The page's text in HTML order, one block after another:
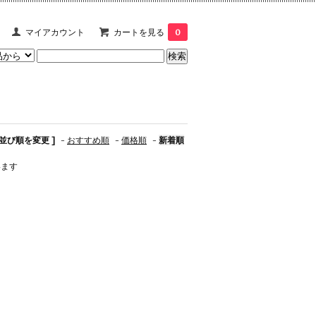
マイアカウント カートを見る 0
び順を変更 ] - おすすめ順 - 価格順 - 新着順
す